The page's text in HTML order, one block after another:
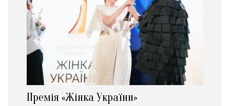
Премія «Жінка України»